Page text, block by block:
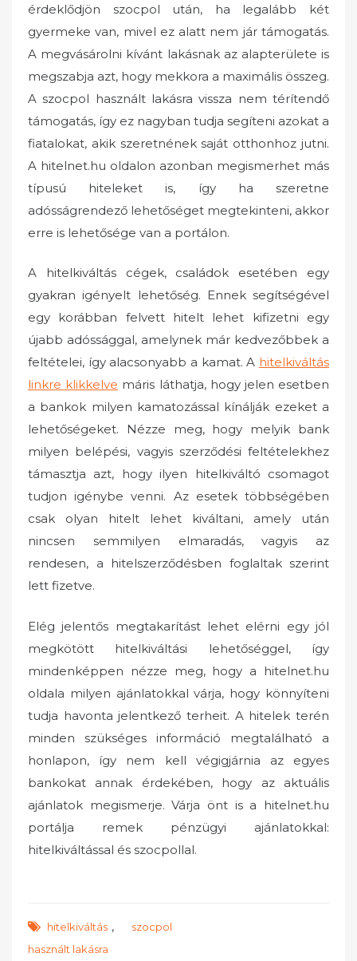
érdeklődjön szocpol után, ha legalább két
gyermeke van, mivel ez alatt nem jár támogatás.
A megvásárolni kívánt lakásnak az alapterülete is
megszabja azt, hogy mekkora a maximális összeg.
A szocpol használt lakásra vissza nem térítendő
támogatás, így ez nagyban tudja segíteni azokat a
fiatalokat, akik szeretnének saját otthonhoz jutni.
A hitelnet.hu oldalon azonban megismerhet más
típusú hiteleket is, így ha szeretne
adósságrendező lehetőséget megtekinteni, akkor
erre is lehetősége van a portálon.
A hitelkiváltás cégek, családok esetében egy
gyakran igényelt lehetőség. Ennek segítségével
egy korábban felvett hitelt lehet kifizetni egy
újabb adóssággal, amelynek már kedvezőbbek a
feltételei, így alacsonyabb a kamat. A hitelkiváltás
linkre klikkelve máris láthatja, hogy jelen esetben
a bankok milyen kamatozással kínálják ezeket a
lehetőségeket. Nézze meg, hogy melyik bank
milyen belépési, vagyis szerződési feltételekhez
támasztja azt, hogy ilyen hitelkiváltó csomagot
tudjon igénybe venni. Az esetek többségében
csak olyan hitelt lehet kiváltani, amely után
nincsen semmilyen elmaradás, vagyis az
rendesen, a hitelszerződésben foglaltak szerint
lett fizetve.
Elég jelentős megtakarítást lehet elérni egy jól
megkötött hitelkiváltási lehetőséggel, így
mindenképpen nézze meg, hogy a hitelnet.hu
oldala milyen ajánlatokkal várja, hogy könnyíteni
tudja havonta jelentkező terheit. A hitelek terén
minden szükséges információ megtalálható a
honlapon, így nem kell végigjárnia az egyes
bankokat annak érdekében, hogy az aktuális
ajánlatok megismerje. Várja önt is a hitelnet.hu
portálja remek pénzügyi ajánlatokkal:
hitelkiváltással és szocpollal.
hitelkiváltás ,
szocpol
használt lakásra